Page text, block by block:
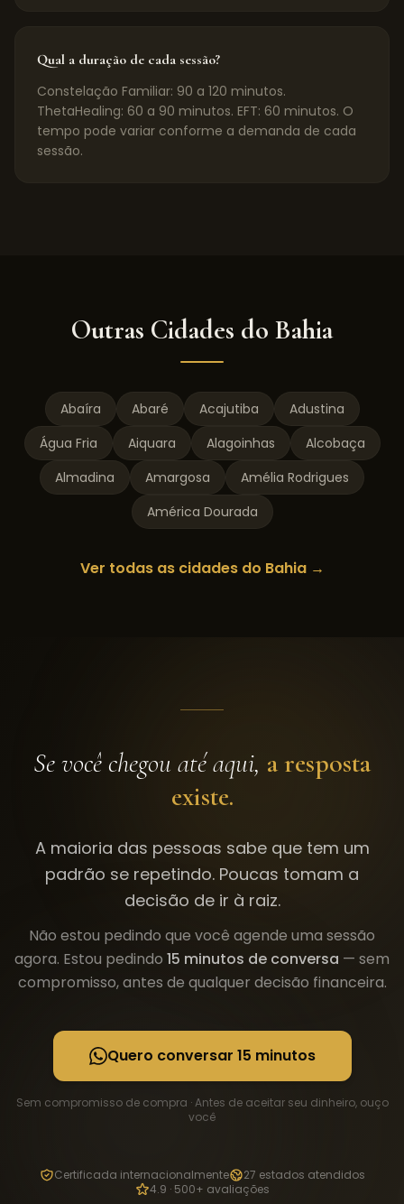
Qual a duração de cada sessão?
Constelação Familiar: 90 a 120 minutos.
ThetaHealing: 60 a 90 minutos. EFT: 60 minutos. O
tempo pode variar conforme a demanda de cada
sessão.
Outras Cidades do Bahia
Abaíra Abaré Acajutiba
Adustina
Água Fria
Aiquara Alagoinhas
Alcobaça
Almadina
Amargosa
Amélia Rodrigues
América Dourada
Ver todas as cidades do Bahia→
Se você chegou até aqui, a resposta
existe.
A maioria das pessoas sabe que tem um
padrão se repetindo. Poucas tomam a
decisão de ir à raiz.
Não estou pedindo que você agende uma sessão
agora. Estou pedindo 15 minutos de conversa — sem
compromisso, antes de qualquer decisão financeira.
Quero conversar 15 minutos
Sem compromisso de compra · Antes de aceitar seu dinheiro, ouço
você
Certificada internacionalmente
27 estados atendidos
4.9 · 500+ avaliações